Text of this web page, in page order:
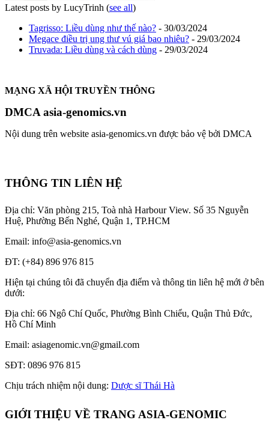
Latest posts by LucyTrinh (see all)
Tagrisso: Liều dùng như thế nào? - 30/03/2024
Megace điều trị ung thư vú giá bao nhiêu? - 29/03/2024
Truvada: Liều dùng và cách dùng - 29/03/2024
MẠNG XÃ HỘI TRUYỀN THÔNG
DMCA asia-genomics.vn
Nội dung trên website asia-genomics.vn được bảo vệ bởi DMCA
THÔNG TIN LIÊN HỆ
Địa chỉ: Văn phòng 215, Toà nhà Harbour View. Số 35 Nguyễn
Huệ, Phường Bến Nghé, Quận 1, TP.HCM
Email: info@asia-genomics.vn
ĐT: (+84) 896 976 815
Hiện tại chúng tôi đã chuyển địa điểm và thông tin liên hệ mới ở bên
dưới:
Địa chỉ: 66 Ngô Chí Quốc, Phường Bình Chiểu, Quận Thủ Đức,
Hồ Chí Minh
Email: asiagenomic.vn@gmail.com
SĐT: 0896 976 815
Chịu trách nhiệm nội dung: Dược sĩ Thái Hà
GIỚI THIỆU VỀ TRANG ASIA-GENOMIC